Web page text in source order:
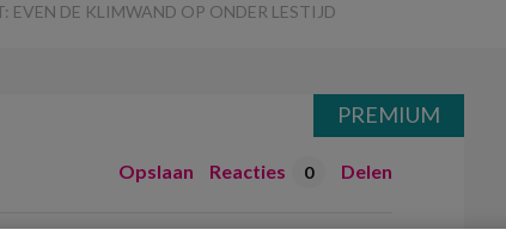
EVEN DE KLIMWAND OP ONDER LESTIJD
Opslaan Reacties 0 Delen
PREMIUM